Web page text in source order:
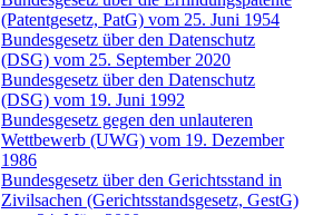
(Patentgesetz, PatG) vom 25. Juni 1954
Bundesgesetz über den Datenschutz
(DSG) vom 25. September 2020
Bundesgesetz über den Datenschutz
(DSG) vom 19. Juni 1992
Bundesgesetz gegen den unlauteren
Wettbewerb (UWG) vom 19. Dezember
1986
Bundesgesetz über den Gerichtsstand in
Zivilsachen (Gerichtsstandsgesetz, GestG)